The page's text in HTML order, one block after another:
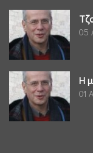
05
Η
01